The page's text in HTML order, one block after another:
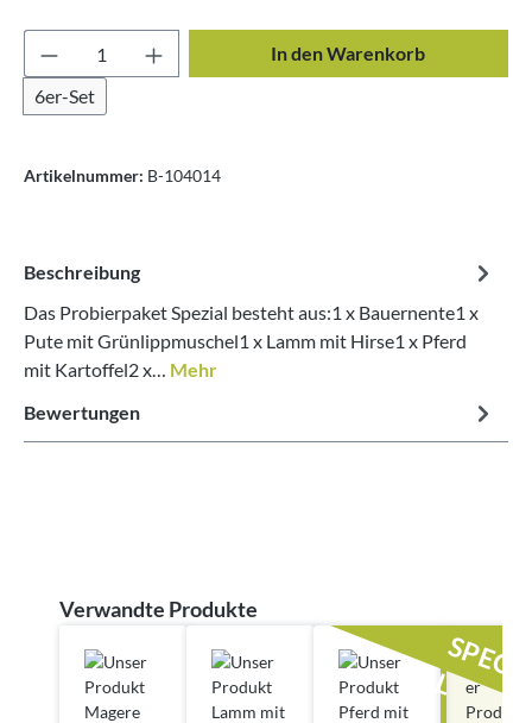
Produkt Anzahl: Gib den gewünschten
6er-Set
In den Warenkorb
Artikelnummer: B-104014
Beschreibung
Das Probierpaket Spezial besteht aus:1 x Bauernente1 x
Pute mit Grünlippmuschel1 x Lamm mit Hirse1 x Pferd
mit Kartoffel2 x… Mehr
Bewertungen
Produktgalerie überspringen
Verwandte Produkte
L